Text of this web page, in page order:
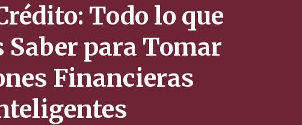
Todo lo que
Saber para Tomar
Financieras